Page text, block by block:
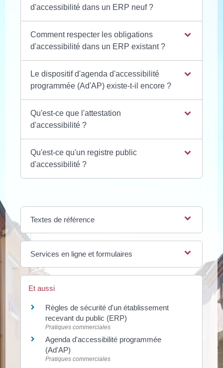
d'accessibilité dans un ERP neuf ?
Comment respecter les obligations
d'accessibilité dans un ERP existant ?
Le dispositif d'agenda d'accessibilité
programmée (Ad'AP) existe-t-il encore ?
Qu'est-ce que l'attestation
d'accessibilité ?
Qu'est-ce qu'un registre public
d'accessibilité ?
Textes de référence
Services en ligne et formulaires
Et aussi
Règles de sécurité d'un établissement
recevant du public (ERP)
Pratiques commerciales
Agenda d'accessibilité programmée
(Ad'AP)
Pratiques commerciales